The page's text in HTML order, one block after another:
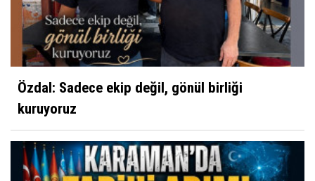
Özdal: Sadece ekip değil, gönül birliği
kuruyoruz